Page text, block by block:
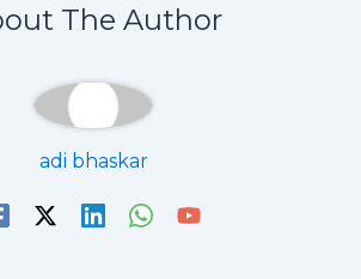
The Author
adi bhaskar